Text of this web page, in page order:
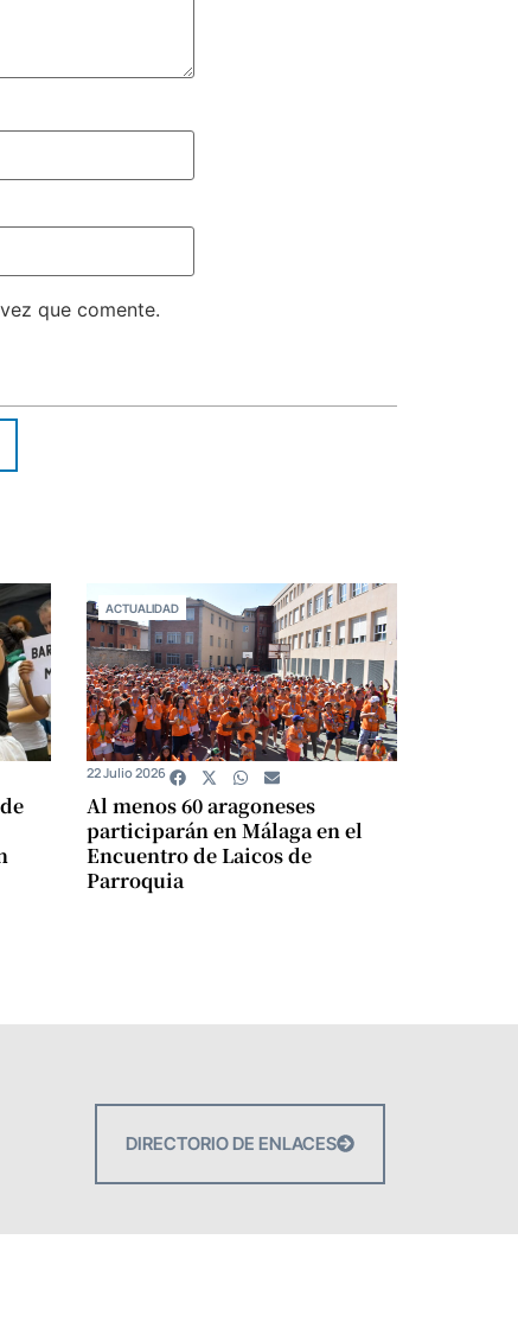
que comente.
ACTUALIDAD
Al menos 60 aragoneses
participarán en Málaga en el
Encuentro de Laicos de
Parroquia
22 Julio 2026
DIRECTORIO DE ENLACES